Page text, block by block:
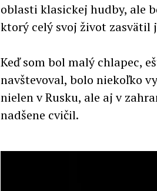
oblasti klasickej hudby, ale
ktorý celý svoj život zasvätil
Keď som bol malý chlapec,
navštevoval, bolo niekoľko
nielen v Rusku, ale aj v
nadšene cvičil.